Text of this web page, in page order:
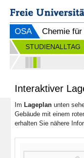
OSA Chemie
STUDIENALLTAG
Interaktiver
Im Lageplan unten
Gebäude mit einem
erhalten Sie nähere